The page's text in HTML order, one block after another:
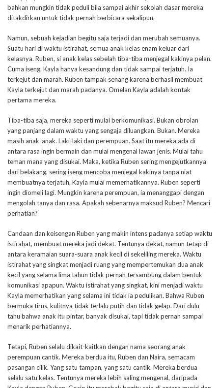
bahkan mungkin tidak peduli bila sampai akhir sekolah dasar mereka
ditakdirkan untuk tidak pernah berbicara sekalipun.
Namun, sebuah kejadian begitu saja terjadi dan merubah semuanya.
Suatu hari di waktu istirahat, semua anak kelas enam keluar dari
kelasnya. Ruben, si anak kelas sebelah tiba-tiba menjegal kakinya pelan.
Cuma iseng. Kayla hanya kesandung dan tidak sampai terjatuh. Ia
terkejut dan marah. Ruben tampak senang karena berhasil membuat
Kayla terkejut dan marah padanya. Omelan Kayla adalah kontak
pertama mereka.
Tiba-tiba saja, mereka seperti mulai berkomunikasi. Bukan obrolan
yang panjang dalam waktu yang sengaja diluangkan. Bukan. Mereka
masih anak-anak. Laki-laki dan perempuan. Saat itu mereka ada di
antara rasa ingin bermain dan mulai mengenal lawan jenis. Mulai tahu
teman mana yang disukai. Maka, ketika Ruben sering mengejutkannya
dari belakang, sering iseng mencoba menjegal kakinya tanpa niat
membuatnya terjatuh, Kayla mulai memerhatikannya. Ruben seperti
ingin diomeli lagi. Mungkin karena perempuan, ia menanggapi dengan
mengolah tanya dan rasa. Apakah sebenarnya maksud Ruben? Mencari
perhatian?
Candaan dan keisengan Ruben yang makin intens padanya setiap waktu
istirahat, membuat mereka jadi dekat. Tentunya dekat, namun tetap di
antara keramaian suara-suara anak kecil di sekeliling mereka. Waktu
istirahat yang singkat menjadi ruang yang mempertemukan dua anak
kecil yang selama lima tahun tidak pernah tersambung dalam bentuk
komunikasi apapun. Waktu istirahat yang singkat, kini menjadi waktu
Kayla memerhatikan yang selama ini tidak ia pedulikan. Bahwa Ruben
bermuka tirus, kulitnya tidak terlalu putih dan tidak gelap. Dari dulu
tahu bahwa anak itu pintar, banyak disukai, tapi tidak pernah sampai
menarik perhatiannya.
Tetapi, Ruben selalu dikait-kaitkan dengan nama seorang anak
perempuan cantik. Mereka berdua itu, Ruben dan Naira, semacam
pasangan cilik. Yang satu tampan, yang satu cantik. Mereka berdua
selalu satu kelas. Tentunya mereka lebih saling mengenal, daripada